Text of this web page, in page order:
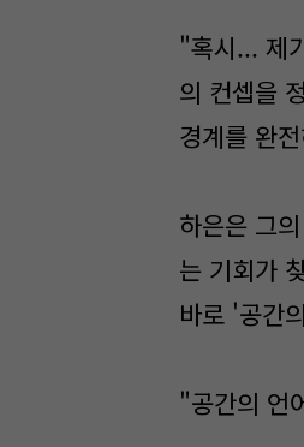
"혹시... 제
의 컨셉을
경계를 완
하은은 그
는 기회가
바로 '공간
"공간의 언